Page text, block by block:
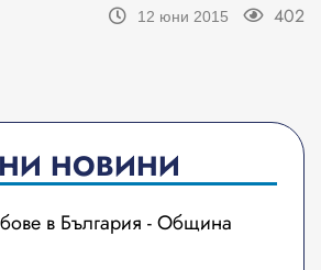
12 юни 2015 402
НОВИНИ
в България - Община